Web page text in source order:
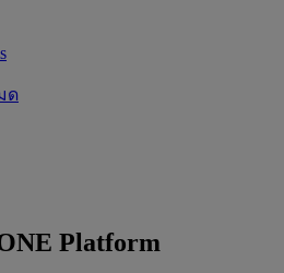
ด
Platform